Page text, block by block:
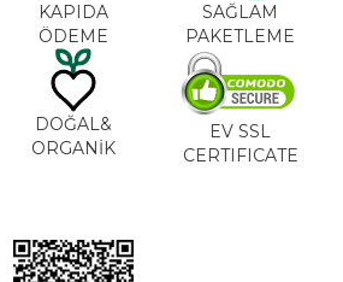
KAPIDA
ÖDEME
SAĞLAM
PAKETLEME
DOĞAL&
ORGANİK
EV SSL
CERTIFICATE